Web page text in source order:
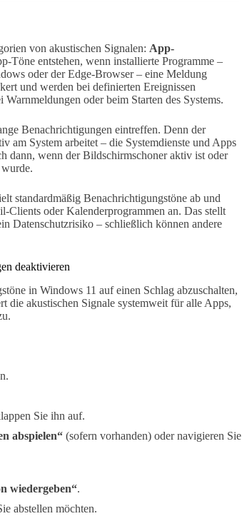
von akustischen Signalen: App-
Töne entstehen, wenn installierte Programme –
oder der Edge-Browser – eine Meldung
und werden bei definierten Ereignissen
oder beim Starten des Systems.
Benachrichtigungen eintreffen. Denn der
am System arbeitet – die Systemdienste und Apps
dann, wenn der Bildschirmschoner aktiv ist oder
standardmäßig Benachrichtigungstöne ab und
oder Kalenderprogrammen an. Das stellt
Datenschutzrisiko – schließlich können andere
deaktivieren
in Windows 11 auf einen Schlag abzuschalten,
die akustischen Signale systemweit für alle Apps,
Sie ihn auf.
abspielen“ (sofern vorhanden) oder navigieren Sie
wiedergeben“.
abstellen möchten.